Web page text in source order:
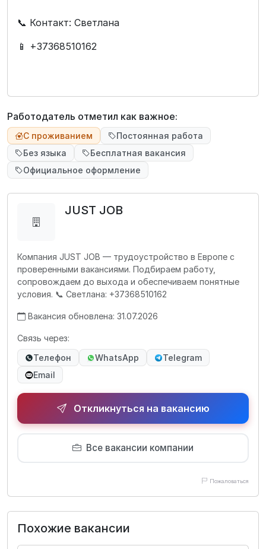
📞 Контакт: Светлана
📱 +37368510162
Работодатель отметил как важное:
С проживанием
Постоянная работа
Без языка
Бесплатная вакансия
Официальное оформление
JUST JOB
Компания JUST JOB — трудоустройство в Европе с
проверенными вакансиями. Подбираем работу,
сопровождаем до выхода и обеспечиваем понятные
условия. 📞 Светлана: +37368510162
Вакансия обновлена: 31.07.2026
Связь через:
Телефон
WhatsApp
Telegram
Email
Откликнуться на вакансию
Все вакансии компании
Пожаловаться
Похожие вакансии